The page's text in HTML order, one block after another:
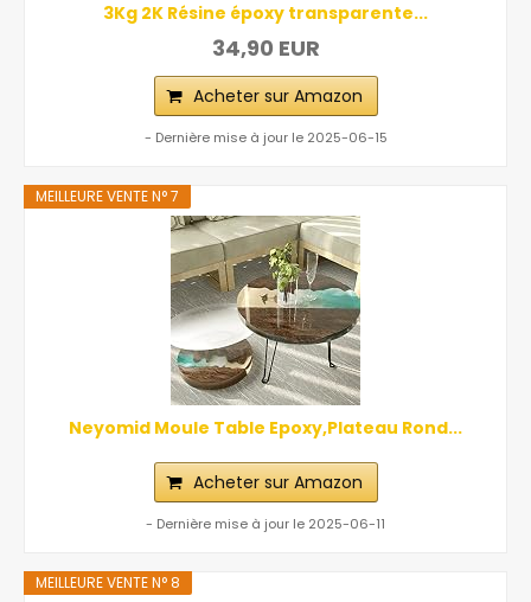
3Kg 2K Résine époxy transparente...
34,90 EUR
Acheter sur Amazon
- Dernière mise à jour le 2025-06-15
MEILLEURE VENTE N° 7
Neyomid Moule Table Epoxy,Plateau Rond...
Acheter sur Amazon
- Dernière mise à jour le 2025-06-11
MEILLEURE VENTE N° 8